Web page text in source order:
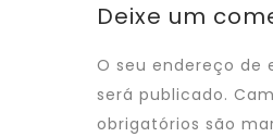
Deixe um
O seu endereço de
será publicado.
obrigatórios são